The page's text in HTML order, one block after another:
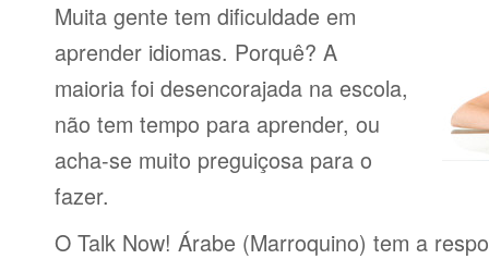
Muita gente tem dificuldade em
aprender idiomas. Porquê? A
maioria foi desencorajada na escola,
não tem tempo para aprender, ou
acha-se muito preguiçosa para o
fazer.
O Talk Now! Árabe (Marroquino) tem a